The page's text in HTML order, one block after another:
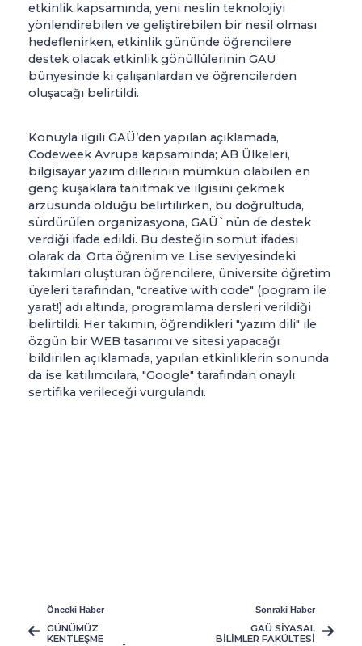
etkinlik kapsamında, yeni neslin teknolojiyi
yönlendirebilen ve geliştirebilen bir nesil olması
hedeflenirken, etkinlik gününde öğrencilere
destek olacak etkinlik gönüllülerinin GAÜ
bünyesinde ki çalışanlardan ve öğrencilerden
oluşacağı belirtildi.
Konuyla ilgili GAÜ’den yapılan açıklamada,
Codeweek Avrupa kapsamında; AB Ülkeleri,
bilgisayar yazım dillerinin mümkün olabilen en
genç kuşaklara tanıtmak ve ilgisini çekmek
arzusunda olduğu belirtilirken, bu doğrultuda,
sürdürülen organizasyona, GAÜ`nün de destek
verdiği ifade edildi. Bu desteğin somut ifadesi
olarak da; Orta öğrenim ve Lise seviyesindeki
takımları oluşturan öğrencilere, üniversite öğretim
üyeleri tarafından, "creative with code" (pogram ile
yarat!) adı altında, programlama dersleri verildiği
belirtildi. Her takımın, öğrendikleri "yazım dili" ile
özgün bir WEB tasarımı ve sitesi yapacağı
bildirilen açıklamada, yapılan etkinliklerin sonunda
da ise katılımcılara, "Google" tarafından onaylı
sertifika verileceği vurgulandı.
Önceki Haber
GÜNÜMÜZ
KENTLEŞME
Sonraki Haber
GAÜ SİYASAL
BİLİMLER FAKÜLTESİ